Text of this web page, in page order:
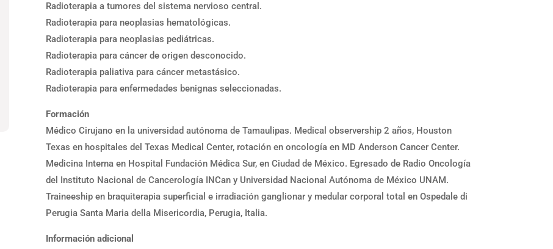
Radioterapia a tumores del sistema nervioso central.
Radioterapia para neoplasias hematológicas.
Radioterapia para neoplasias pediátricas.
Radioterapia para cáncer de origen desconocido.
Radioterapia paliativa para cáncer metastásico.
Radioterapia para enfermedades benignas seleccionadas.
Formación
Médico Cirujano en la universidad autónoma de Tamaulipas. Medical observership 2 años, Houston
Texas en hospitales del Texas Medical Center, rotación en oncología en MD Anderson Cancer Center.
Medicina Interna en Hospital Fundación Médica Sur, en Ciudad de México. Egresado de Radio Oncología
del Instituto Nacional de Cancerología INCan y Universidad Nacional Autónoma de México UNAM.
Traineeship en braquiterapia superficial e irradiación ganglionar y medular corporal total en Ospedale di
Perugia Santa Maria della Misericordia, Perugia, Italia.
Información adicional